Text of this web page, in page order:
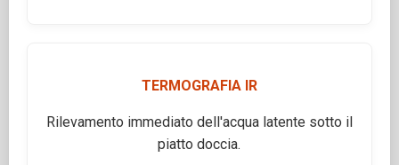
TERMOGRAFIA IR
Rilevamento immediato dell'acqua latente sotto il
piatto doccia.